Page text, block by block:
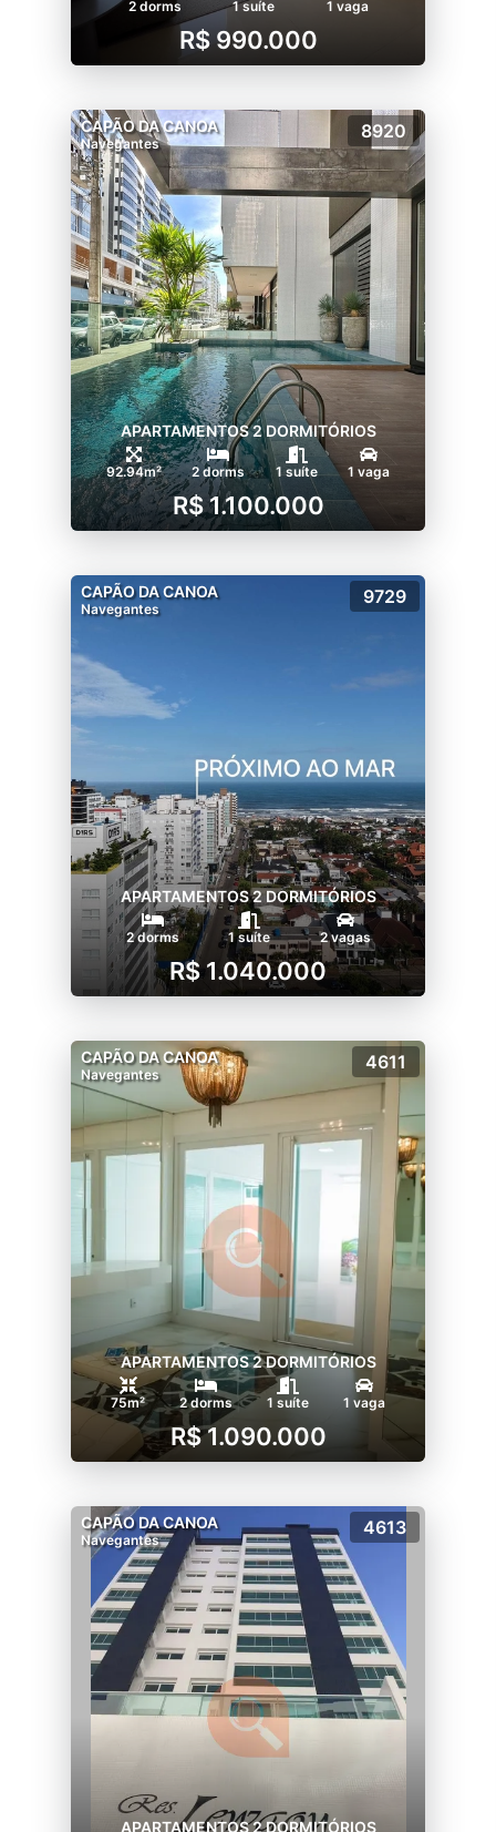
2 dorms 1 suíte 1 vaga
R$ 990.000
CAPÃO DA CANOA
Navegantes
8920
APARTAMENTOS 2 DORMITÓRIOS
92.94m² 2 dorms 1 suíte 1 vaga
R$ 1.100.000
CAPÃO DA CANOA
Navegantes
9729
APARTAMENTOS 2 DORMITÓRIOS
2 dorms 1 suíte 2 vagas
R$ 1.040.000
CAPÃO DA CANOA
Navegantes
4611
APARTAMENTOS 2 DORMITÓRIOS
75m² 2 dorms 1 suíte 1 vaga
R$ 1.090.000
CAPÃO DA CANOA
Navegantes
4613
APARTAMENTOS 2 DORMITÓRIOS